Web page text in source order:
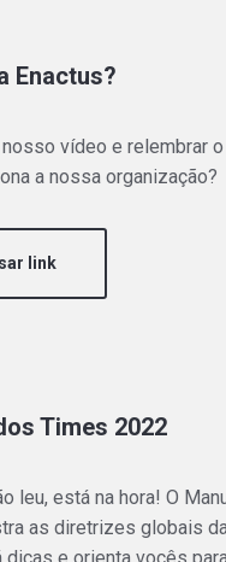
Enactus?
vídeo e relembrar
a nossa organização?
link
Times 2022
leu, está na hora! O
as diretrizes globais
dicas e orienta vocês